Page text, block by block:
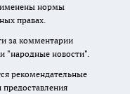
нормы
правах.
за комментарии
"народные новости".
рекомендательные